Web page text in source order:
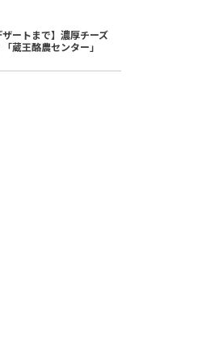
ザートまで】濃厚チーズ
蔵王酪農センター」